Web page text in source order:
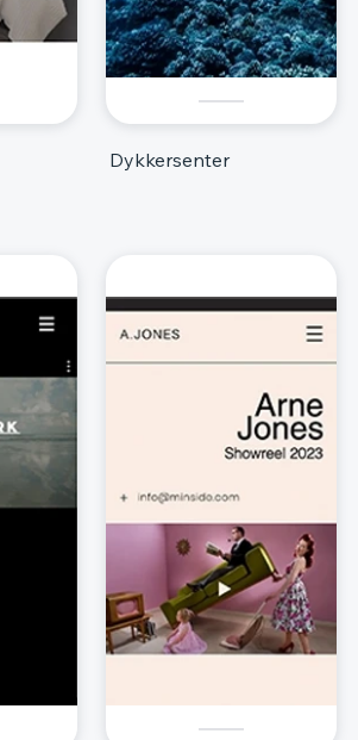
Dykkersenter